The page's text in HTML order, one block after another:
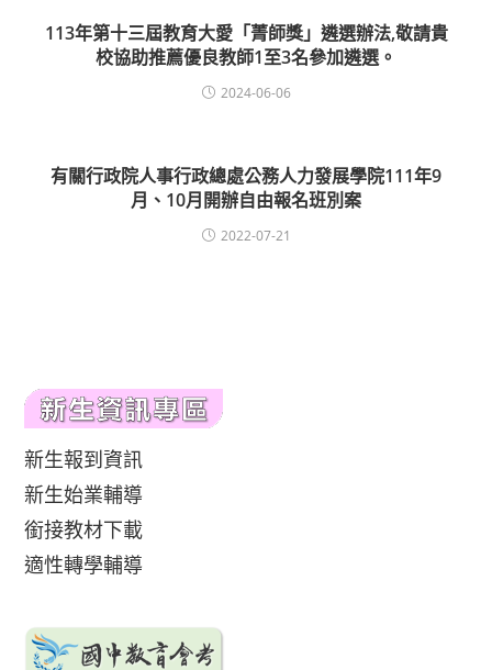
113年第十三屆教育大愛「菁師獎」遴選辦法,敬請貴
校協助推薦優良教師1至3名參加遴選。
2024-06-06
有關行政院人事行政總處公務人力發展學院111年9
月、10月開辦自由報名班別案
2022-07-21
新生報到資訊
新生始業輔導
銜接教材下載
適性轉學輔導